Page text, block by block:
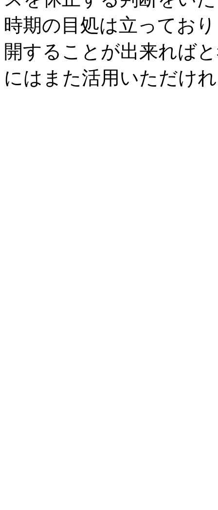
時期の目処は立ってお
開することが出来れば
にはまた活用いただけ